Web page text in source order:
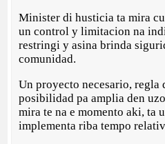
Minister di husticia ta mira
un control y limitacion na
restringi y asina brinda
comunidad.
Un proyecto necesario, regla
posibilidad pa amplia den
mira te na e momento aki, ta
implementa riba tempo